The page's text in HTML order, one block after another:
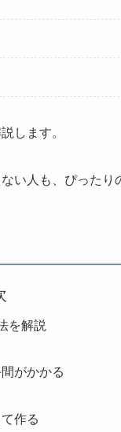
します。
い人も、ぴったり
を解説
がかかる
作る